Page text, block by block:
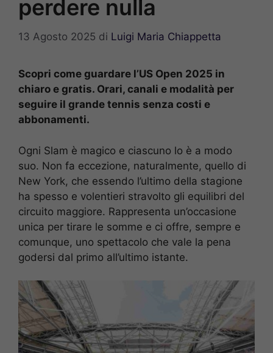
perdere nulla
13 Agosto 2025 di Luigi Maria Chiappetta
Scopri come guardare l’US Open 2025 in
chiaro e gratis. Orari, canali e modalità per
seguire il grande tennis senza costi e
abbonamenti.
Ogni Slam è magico e ciascuno lo è a modo
suo. Non fa eccezione, naturalmente, quello di
New York, che essendo l’ultimo della stagione
ha spesso e volentieri stravolto gli equilibri del
circuito maggiore. Rappresenta un’occasione
unica per tirare le somme e ci offre, sempre e
comunque, uno spettacolo che vale la pena
godersi dal primo all’ultimo istante.